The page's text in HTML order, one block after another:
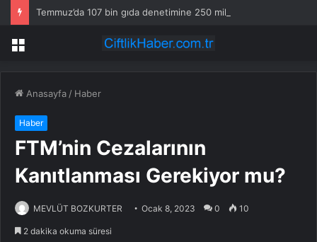
Menü
Anasayfa / Haber
Haber
FTM’nin Cezalarının
Kanıtlanması Gerekiyor mu?
MEVLÜT BOZKURTER Ocak 8, 2023 0 10
2 dakika okuma süresi